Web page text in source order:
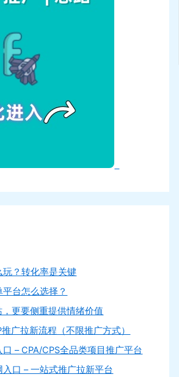
玩？转化率是关键
台怎么选择？
更要侧重提供情绪价值
广拉新流程（不限推广方式）
– CPA/CPS全品类项目推广平台
口 – 一站式推广拉新平台